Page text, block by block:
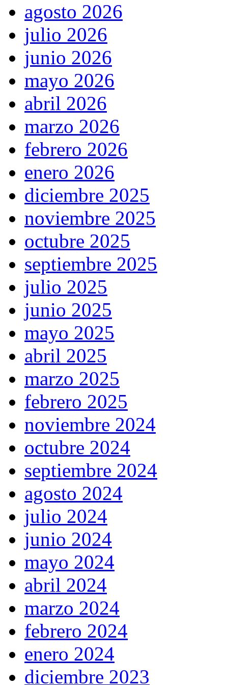
agosto 2026
julio 2026
junio 2026
mayo 2026
abril 2026
marzo 2026
febrero 2026
enero 2026
diciembre 2025
noviembre 2025
octubre 2025
septiembre 2025
julio 2025
junio 2025
mayo 2025
abril 2025
marzo 2025
febrero 2025
noviembre 2024
octubre 2024
septiembre 2024
agosto 2024
julio 2024
junio 2024
mayo 2024
abril 2024
marzo 2024
febrero 2024
enero 2024
diciembre 2023